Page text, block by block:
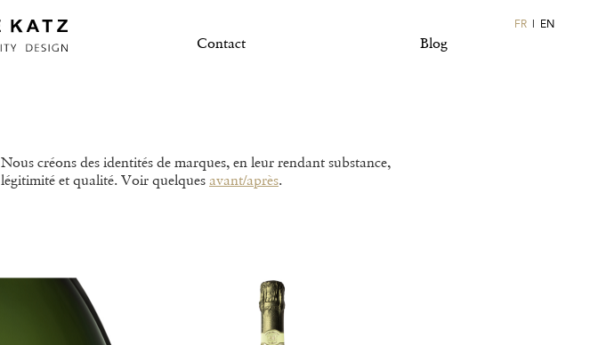
FR EN
Contact Blog
Nous créons des identités de marques, en leur rendant substance,
légitimité et qualité. Voir quelques avant/après.